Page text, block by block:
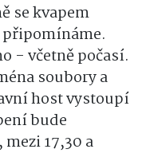
se kvapem
- včetně počasí.
soubory a
host vystoupí
bude
17,30 a